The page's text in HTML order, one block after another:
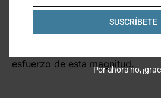
Physiologyque el consumo de
después de un ultramaratón
las infecciones. La vitamina C
esfuerzo de esta magnitud.
SUSCRÍBETE
Por ahora no,